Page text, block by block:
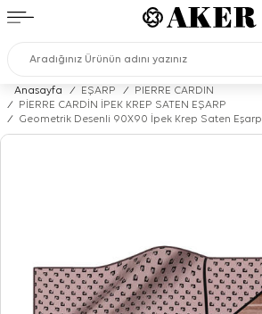
Anasayfa / EŞARP /
PIERRE CARDIN
/
PİERRE CARDİN İPEK KREP SATEN EŞARP
/
Geometrik Desenli 90X90 İpek Krep Saten Eşarp